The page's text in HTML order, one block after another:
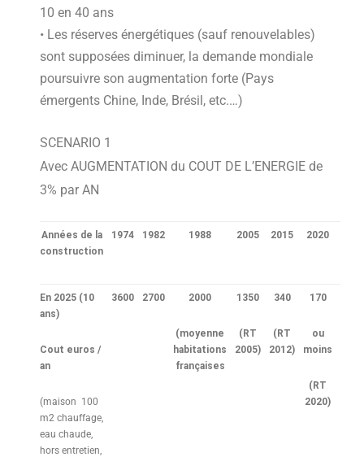
10 en 40 ans
• Les réserves énergétiques (sauf renouvelables)
sont supposées diminuer, la demande mondiale
poursuivre son augmentation forte (Pays
émergents Chine, Inde, Brésil, etc.…)
SCENARIO 1
Avec AUGMENTATION du COUT DE L’ENERGIE de
3% par AN
Années de la
construction
1974 1982 1988 2005 2015 2020
En 2025 (10
ans)
Cout euros /
an
(maison 100
m2 chauffage,
eau chaude,
hors entretien,
3600 2700 2000
(moyenne
habitations
françaises
1350
(RT
2005)
340
(RT
2012)
170
ou
moins
(RT
2020)